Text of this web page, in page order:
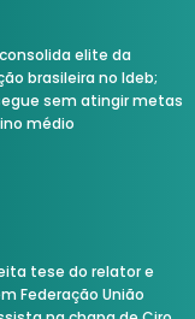
elite da
brasileira no Ideb;
sem atingir metas
médio
tese do relator e
Federação União